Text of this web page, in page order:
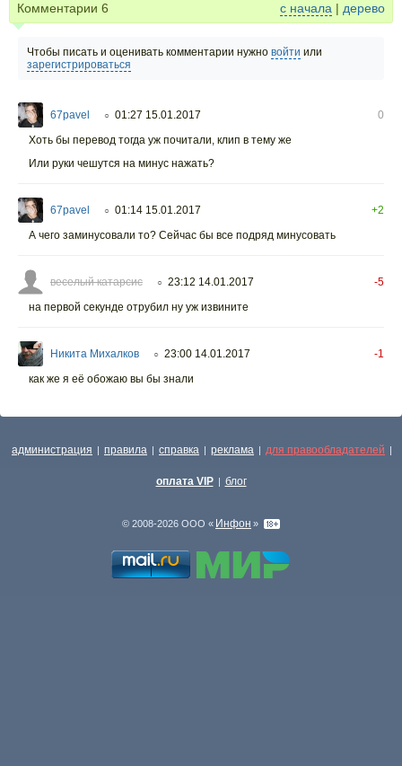
Комментарии 6 с начала | дерево
Чтобы писать и оценивать комментарии нужно войти или
зарегистрироваться
67pavel ○ 01:27 15.01.2017
0
Хоть бы перевод тогда уж почитали, клип в тему же
Или руки чешутся на минус нажать?
67pavel ○ 01:14 15.01.2017
+2
А чего заминусовали то? Сейчас бы все подряд минусовать
веселый катарсис ○ 23:12 14.01.2017
-5
на первой секунде отрубил ну уж извините
Никита Михалков ○ 23:00 14.01.2017
-1
как же я её обожаю вы бы знали
администрация | правила | справка | реклама | для правообладателей |
оплата VIP | блог
© 2008-2026 ООО « Инфон »